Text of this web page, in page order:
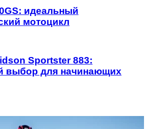
идеальный
мотоцикл
Sportster 883:
выбор для начинающих